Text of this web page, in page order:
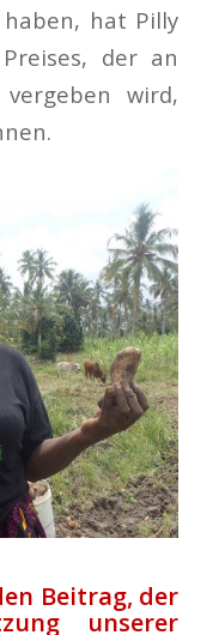
hat Pilly
der an
wird,
Beitrag, der
unserer